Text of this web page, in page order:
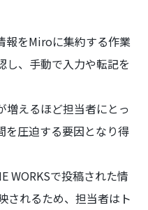
報をMiroに集約する作業
し、手動で入力や転記を
増えるほど担当者にとっ
を圧迫する要因となり得
WORKSで投稿された情
されるため、担当者はト